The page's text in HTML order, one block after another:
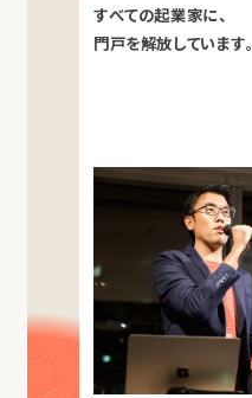
すべての起業家に、
門戸を解放しています。